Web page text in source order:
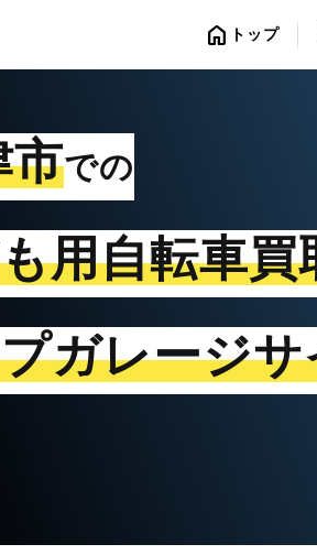
home トップ
市での
用自転車買
ガレージ